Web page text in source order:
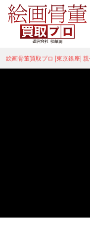
絵画骨董買取プロ |東京銀座|